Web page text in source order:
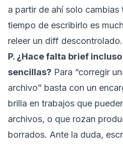
a partir de ahí solo cambias
tiempo de escribirlo es
releer un diff descontrolado.
P. ¿Hace falta brief
sencillas? Para “corregir
archivo” basta con un
brilla en trabajos que
archivos, o que rozan
borrados. Ante la duda,